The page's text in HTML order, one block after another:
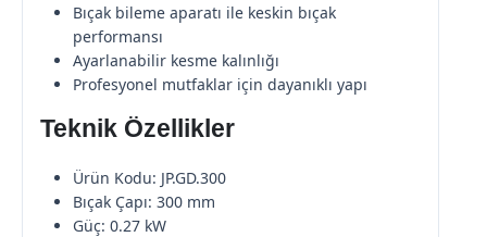
Bıçak bileme aparatı ile keskin bıçak
performansı
Ayarlanabilir kesme kalınlığı
Profesyonel mutfaklar için dayanıklı yapı
Teknik Özellikler
Ürün Kodu: JP.GD.300
Bıçak Çapı: 300 mm
Güç: 0.27 kW